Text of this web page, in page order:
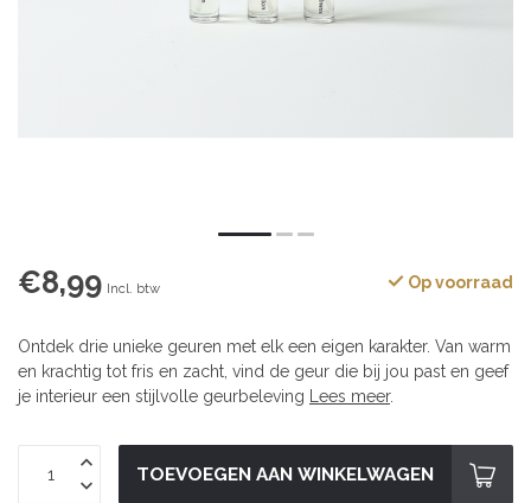
€8,99 Incl. btw Op voorraad
Ontdek drie unieke geuren met elk een eigen karakter. Van warm
en krachtig tot fris en zacht, vind de geur die bij jou past en geef
je interieur een stijlvolle geurbeleving Lees meer.
TOEVOEGEN AAN WINKELWAGEN